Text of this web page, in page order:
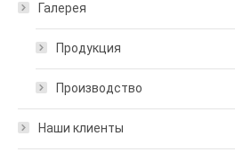
Галерея
Продукция
Производство
Наши клиенты